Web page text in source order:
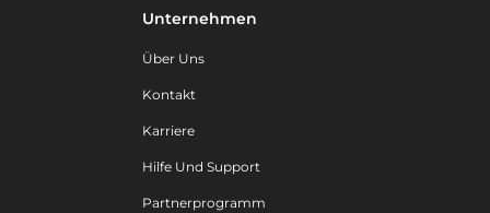
Unternehmen
Über Uns
Kontakt
Karriere
Hilfe Und Support
Partnerprogramm